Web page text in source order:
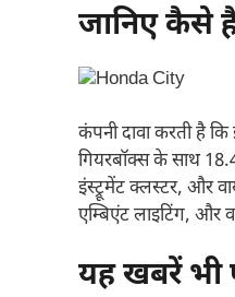
जानिए कैसे
कंपनी दावा करती है
गियरबॉक्स के साथ
इंस्ट्रूमेंट क्लस्टर, और
एम्बिएंट लाइटिंग, और
यह खबरें भी